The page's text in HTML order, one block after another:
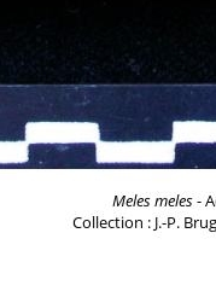
Meles meles-
Collection : J.-P.